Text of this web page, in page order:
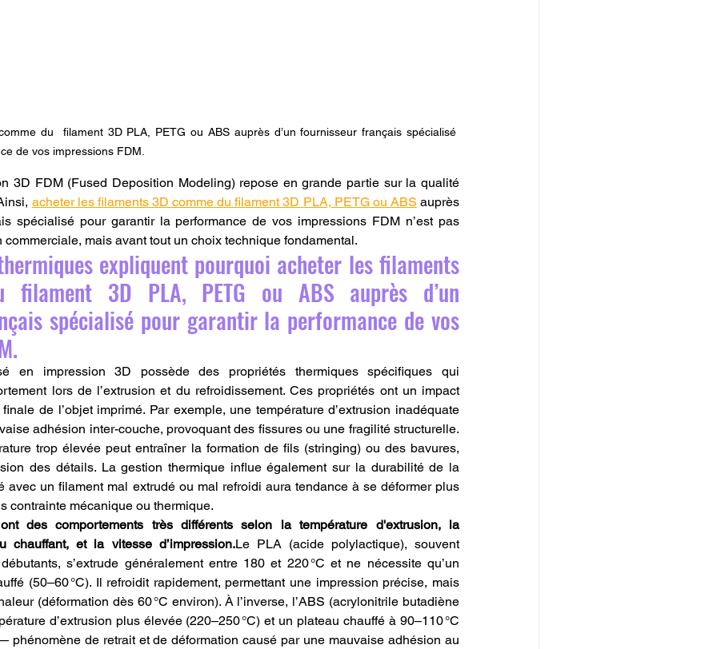
du  filament 3D PLA, PETG ou ABS auprès d’un fournisseur français spécialisé
de vos impressions FDM.
3D FDM (Fused Deposition Modeling) repose en grande partie sur la qualité
acheter les filaments 3D comme du filament 3D PLA, PETG ou ABS auprès
spécialisé pour garantir la performance de vos impressions FDM n’est pas
mais avant tout un choix technique fondamental.
expliquent pourquoi acheter les filaments
filament 3D PLA, PETG ou ABS auprès d’un
spécialisé pour garantir la performance de vos
en impression 3D possède des propriétés thermiques spécifiques qui
lors de l’extrusion et du refroidissement. Ces propriétés ont un impact
de l’objet imprimé. Par exemple, une température d’extrusion inadéquate
adhésion inter-couche, provoquant des fissures ou une fragilité structurelle.
trop élevée peut entraîner la formation de fils (stringing) ou des bavures,
des détails. La gestion thermique influe également sur la durabilité de la
avec un filament mal extrudé ou mal refroidi aura tendance à se déformer plus
contrainte mécanique ou thermique.
des comportements très différents selon la température d'extrusion, la
chauffant, et la vitesse d’impression.Le PLA (acide polylactique), souvent
s’extrude généralement entre 180 et 220 °C et ne nécessite qu’un
(50–60 °C). Il refroidit rapidement, permettant une impression précise, mais
(déformation dès 60 °C environ). À l’inverse, l’ABS (acrylonitrile butadiène
d’extrusion plus élevée (220–250 °C) et un plateau chauffé à 90–110 °C
phénomène de retrait et de déformation causé par une mauvaise adhésion au